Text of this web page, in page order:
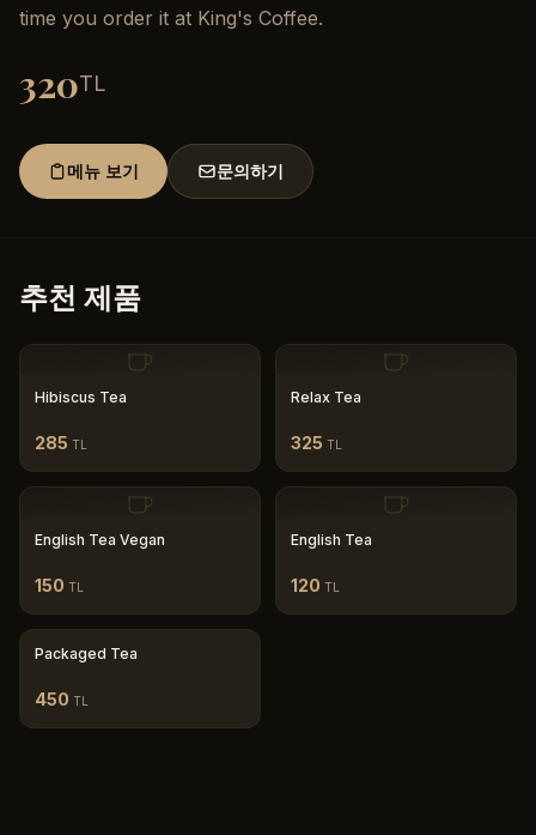
time you order it at King's Coffee.
320TL
메뉴 보기 문의하기
추천 제품
Hibiscus Tea
285 TL
Relax Tea
325 TL
English Tea Vegan
150 TL
English Tea
120 TL
Packaged Tea
450 TL